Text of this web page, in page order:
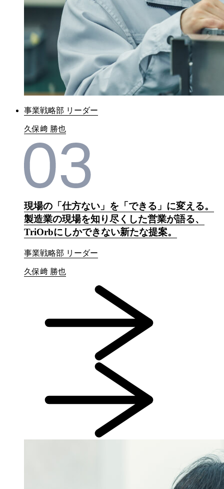
事業戦略部 リーダー
久保﨑 勝也
現場の「仕方ない」を「できる」に変える。
製造業の現場を知り尽くした営業が語る、
TriOrbにしかできない新たな提案。
事業戦略部 リーダー
久保﨑 勝也